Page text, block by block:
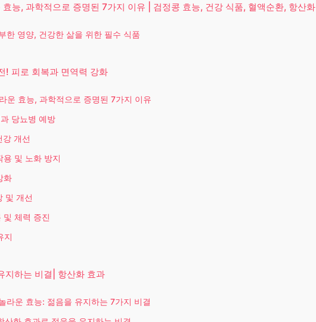
효능, 과학적으로 증명된 7가지 이유 | 검정콩 효능, 건강 식품, 혈액순환, 항산화
한 영양, 건강한 삶을 위한 필수 식품
! 피로 회복과 면역력 강화
운 효능, 과학적으로 증명된 7가지 이유
당뇨병 예방
강 개선
용 및 노화 방지
화
및 개선
및 체력 증진
지
지하는 비결| 항산화 효과
라운 효능: 젊음을 유지하는 7가지 비결